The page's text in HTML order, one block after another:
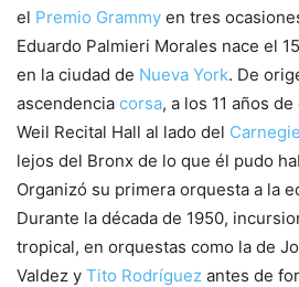
el Premio Grammy en tres
Eduardo Palmieri Morales nace el
en la ciudad de Nueva York. De
ascendencia corsa, a los 11 años
Weil Recital Hall al lado del
lejos del Bronx de lo que él pudo
Organizó su primera orquesta a la
Durante la década de 1950,
tropical, en orquestas como la de
Valdez y Tito Rodríguez antes de